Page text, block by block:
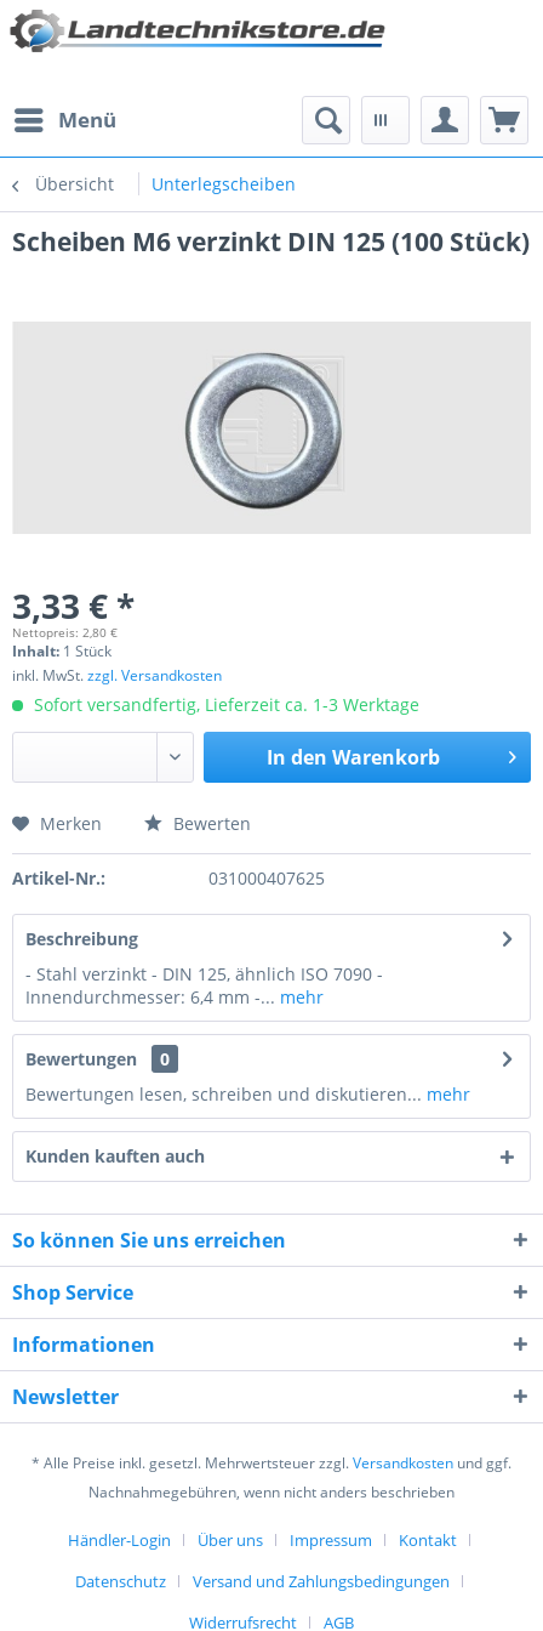
Menü
Übersicht Unterlegscheiben
Scheiben M6 verzinkt DIN 125 (100 Stück)
3,33 € *
Nettopreis: 2,80 €
Inhalt: 1 Stück
inkl. MwSt.zzgl. Versandkosten
Sofort versandfertig, Lieferzeit ca. 1-3 Werktage
In den Warenkorb
Preis anfragen
9 - 2 = ?
Ich habe die Datenschutzerklärung
verstanden und stimme zu. *
Mit * gekennzeichnete Felder sind Pflichtfelder.
Senden
Merken Bewerten
Artikel-Nr.: 031000407625
Beschreibung
- Stahl verzinkt - DIN 125, ähnlich ISO 7090 -
Innendurchmesser: 6,4 mm -... mehr
Bewertungen
0
Bewertungen lesen, schreiben und diskutieren... mehr
Kunden kauften auch
So können Sie uns erreichen
Shop Service
Informationen
Newsletter
* Alle Preise inkl. gesetzl. Mehrwertsteuer zzgl.Versandkosten und ggf.
Nachnahmegebühren, wenn nicht anders beschrieben
Händler-Login Über uns Impressum
Kontakt
Datenschutz
Versand und Zahlungsbedingungen
Widerrufsrecht
AGB